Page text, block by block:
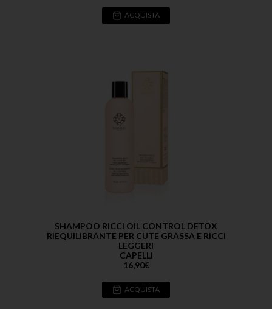
ACQUISTA
SHAMPOO RICCI OIL CONTROL DETOX
RIEQUILIBRANTE PER CUTE GRASSA E RICCI
LEGGERI
CAPELLI
16,90€
ACQUISTA